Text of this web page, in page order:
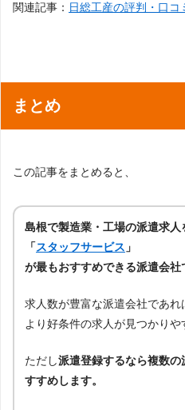
関連記事： 日総工産の評判・口コ
まとめ
この記事をまとめると、
島根で製造業・工場の派遣求人
「スタッフサービス 」
が最もおすすめできる派遣会社
求人数が豊富な派遣会社であ
より好条件の求人が見つかりや
ただし派遣登録するなら複数
すすめします。